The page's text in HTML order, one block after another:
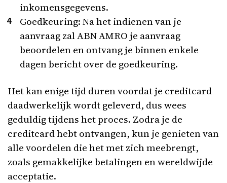
inkomensgegevens.
Goedkeuring: Na het indienen van je
aanvraag zal ABN AMRO je aanvraag
beoordelen en ontvang je binnen enkele
dagen bericht over de goedkeuring.
Het kan enige tijd duren voordat je creditcard
daadwerkelijk wordt geleverd, dus wees
geduldig tijdens het proces. Zodra je de
creditcard hebt ontvangen, kun je genieten van
alle voordelen die het met zich meebrengt,
zoals gemakkelijke betalingen en wereldwijde
acceptatie.